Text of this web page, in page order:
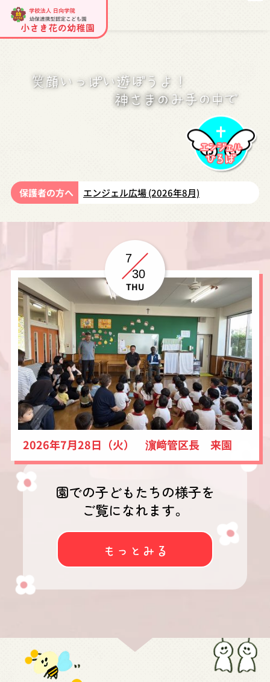
保護者の方へ エンジェル広場 (2026年8月)
園での子どもたちの様子を
ご覧になれます。
7
30
THU
2026年7月28日（火） 濵﨑管区長 来園